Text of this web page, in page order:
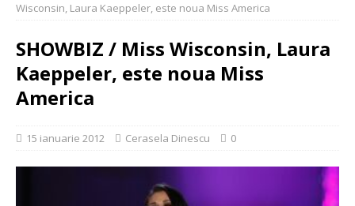
Wisconsin, Laura Kaeppeler, este noua Miss America
SHOWBIZ / Miss Wisconsin, Laura
Kaeppeler, este noua Miss
America
15 ianuarie 2012 Cerasela Dinescu 0